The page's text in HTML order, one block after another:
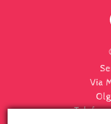
Via